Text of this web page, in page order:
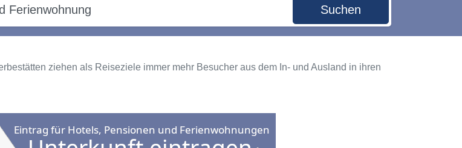
Suchen
ziehen als Reiseziele immer mehr Besucher aus dem In- und Ausland in ihren